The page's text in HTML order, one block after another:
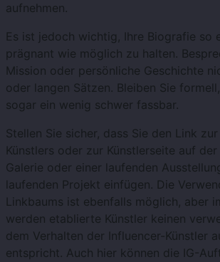
aufnehmen.
Es ist jedoch wichtig, Ihre Biografie so
prägnant wie möglich zu halten.
Mission oder persönliche Geschichte
oder langen Sätzen. Bleiben Sie
sogar ein wenig schwer fassbar.
Stellen Sie sicher, dass Sie den Link
Künstlers oder zur Künstlerseite auf der
Galerie oder einer laufenden
laufenden Projekt einfügen. Die
Linkbaums ist ebenfalls möglich, aber
werden etablierte Künstler keinen
dem Verhalten der Influencer-Künstler
entspricht. Auch hier können die IG-